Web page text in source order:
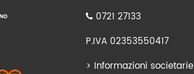
0721 27133
P.IVA 02353550417
> Informazioni societarie